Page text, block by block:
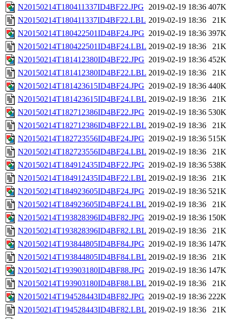
N20150214T180411337ID4BF22.JPG 2019-02-19 18:36 407K
N20150214T180411337ID4BF22.LBL 2019-02-19 18:36
21K
N20150214T180422501ID4BF24.JPG 2019-02-19 18:36 397K
N20150214T180422501ID4BF24.LBL 2019-02-19 18:36
21K
N20150214T181412380ID4BF22.JPG 2019-02-19 18:36 452K
N20150214T181412380ID4BF22.LBL 2019-02-19 18:36
21K
N20150214T181423615ID4BF24.JPG 2019-02-19 18:36 440K
N20150214T181423615ID4BF24.LBL 2019-02-19 18:36
21K
N20150214T182712386ID4BF22.JPG 2019-02-19 18:36 530K
N20150214T182712386ID4BF22.LBL 2019-02-19 18:36
21K
N20150214T182723556ID4BF24.JPG 2019-02-19 18:36 515K
N20150214T182723556ID4BF24.LBL 2019-02-19 18:36
21K
N20150214T184912435ID4BF22.JPG 2019-02-19 18:36 538K
N20150214T184912435ID4BF22.LBL 2019-02-19 18:36
21K
N20150214T184923605ID4BF24.JPG 2019-02-19 18:36 521K
N20150214T184923605ID4BF24.LBL 2019-02-19 18:36
21K
N20150214T193828396ID4BF82.JPG 2019-02-19 18:36 150K
N20150214T193828396ID4BF82.LBL 2019-02-19 18:36
21K
N20150214T193844805ID4BF84.JPG 2019-02-19 18:36 147K
N20150214T193844805ID4BF84.LBL 2019-02-19 18:36
21K
N20150214T193903180ID4BF88.JPG 2019-02-19 18:36 147K
N20150214T193903180ID4BF88.LBL 2019-02-19 18:36
21K
N20150214T194528443ID4BF82.JPG 2019-02-19 18:36 222K
N20150214T194528443ID4BF82.LBL 2019-02-19 18:36
21K